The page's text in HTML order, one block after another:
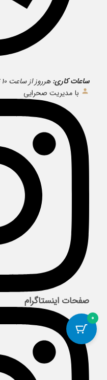
ساعات کاری: هرروز از ساعت ۱۰ تا ۱۷
با مدیریت صحرایی
صفحات اینستاگرام
0